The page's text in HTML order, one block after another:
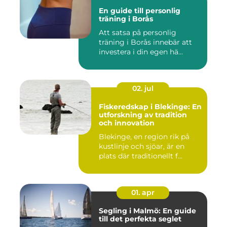
En guide till personlig
träning i Borås
Att satsa på personlig
träning i Borås innebär att
investera i din egen hä...
02. jul
Fiskeredskap i Blekinge: En
utforskning av tradition
och innovation
Blekinge, en region rik på
kustlinje och sjöar, är en
plats där traditionellt f...
01. apr
Segling i Malmö: En guide
till det perfekta seglet